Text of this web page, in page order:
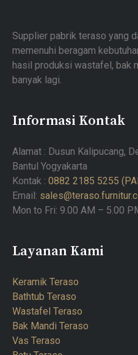
Supplier pabrik teraso yang
memenuhi beragam
hasil produksi wastafel, bak
banyak lagi.
Informasi Kontak
Alamat : Dusun Kalipucang,
Bantul Yogyakarta
Kontak : 0882 2185 5255
Email:
Mon to Fri: 9.00 AM – 5.00
Layanan Kami
Keramik Teraso
Bathtub Teraso
Wastafel Teraso
Bak Mandi Teraso
Vas Teraso